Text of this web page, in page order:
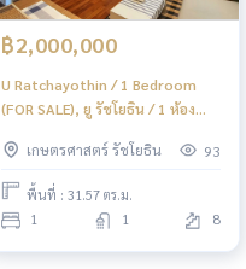
฿2,000,000
U Ratchayothin / 1 Bedroom
(FOR SALE), ยู รัชโยธิน / 1 ห้อง
เกษตรศาสตร์ รัชโยธิน
93
พื้นที่ : 31.57 ตร.ม.
1 1 8